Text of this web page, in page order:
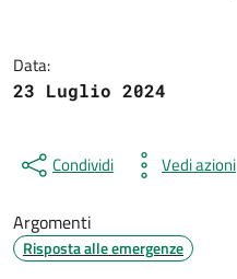
Data:
23 Luglio 2024
Condividi Vedi azioni
Argomenti
Risposta alle emergenze